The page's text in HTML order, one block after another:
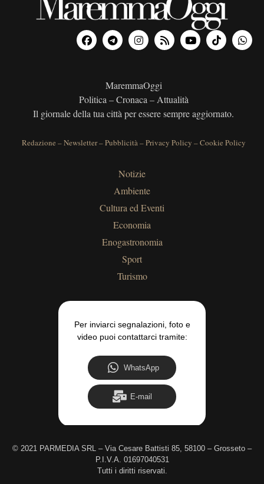
MaremmaOggi
Politica – Cronaca – Attualità
Il giornale della tua città per essere sempre aggiornato.
Redazione –Newsletter–Pubblicità–Privacy Policy –Cookie Policy
Notizie
Ambiente
Cultura ed Eventi
Economia
Enogastronomia
Sport
Turismo
Per inviarci segnalazioni, foto e
video puoi contattarci tramite:
WhatsApp
E-mail
© 2021 PARMEDIA SRL – Via Cesare Battisti 85, 58100 – Grosseto –
P.I.V.A. 01697040531
Tutti i diritti riservati.